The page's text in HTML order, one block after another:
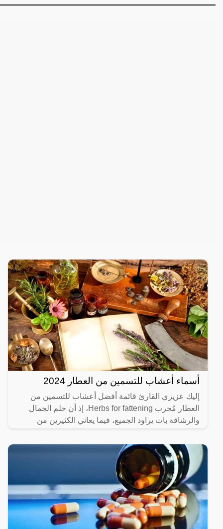
أسماء أعشاب للتسمين من العطار 2024
إليك عزيزي القارئ قائمة أفضل أعشاب للتسمين من
العطار مُجرب Herbs for fattening، إذ أن حلم الجمال
والرشاقة بات يراود الجميع، فيما يعاني الكثيرين من